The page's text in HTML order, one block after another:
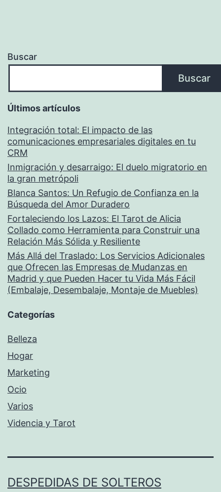
Buscar
Buscar
Últimos artículos
Integración total: El impacto de las
comunicaciones empresariales digitales en tu
CRM
Inmigración y desarraigo: El duelo migratorio en
la gran metrópoli
Blanca Santos: Un Refugio de Confianza en la
Búsqueda del Amor Duradero
Fortaleciendo los Lazos: El Tarot de Alicia
Collado como Herramienta para Construir una
Relación Más Sólida y Resiliente
Más Allá del Traslado: Los Servicios Adicionales
que Ofrecen las Empresas de Mudanzas en
Madrid y que Pueden Hacer tu Vida Más Fácil
(Embalaje, Desembalaje, Montaje de Muebles)
Categorías
Belleza
Hogar
Marketing
Ocio
Varios
Videncia y Tarot
DESPEDIDAS DE SOLTEROS